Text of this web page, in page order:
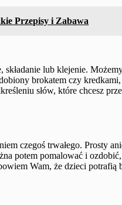
Przepisy i Zabawa
lub klejenie.
brokatem czy
słów, które chcesz
czegoś trwałego. Prosty
potem pomalować i ozdobić,
Wam, że dzieci potrafią